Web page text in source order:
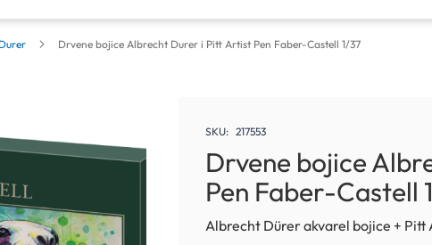
Drvene bojice Albrecht Durer i Pitt Artist Pen Faber-Castell 1/37
Drvene bojice
Pen Faber-Castell
SKU 217553
Albrecht Dürer akvarel bojice +